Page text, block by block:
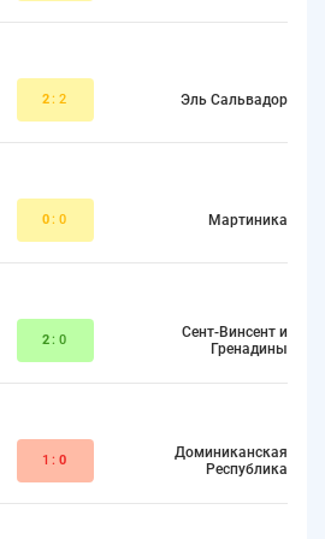
2:2 Эль Сальвадор
0:0 Мартиника
2:0
Сент-Винсент и
Гренадины
1: 0
Доминиканская
Республика